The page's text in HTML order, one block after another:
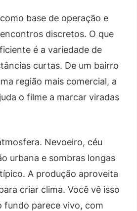
base de operação e
discretos. O que
é a variedade de
curtas. De um bairro
região mais comercial, a
o filme a marcar viradas
Nevoeiro, céu
urbana e sombras longas
A produção aproveita
criar clima. Você vê isso
fundo parece vivo, com